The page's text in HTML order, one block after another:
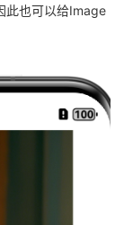
此也可以给Image